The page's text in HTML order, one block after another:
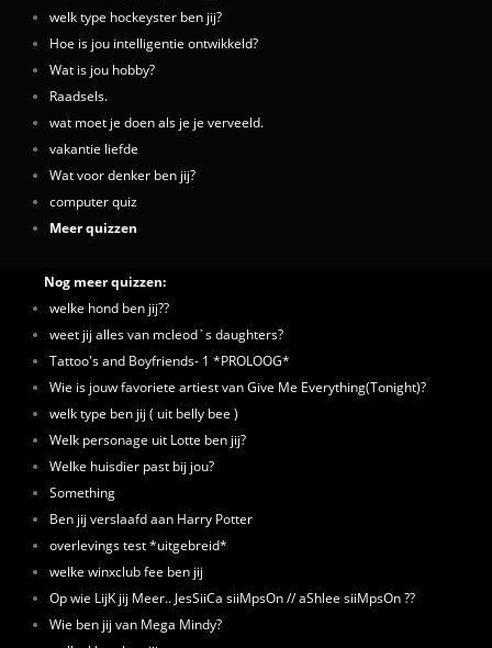
welk type hockeyster ben jij?
Hoe is jou intelligentie ontwikkeld?
Wat is jou hobby?
Raadsels.
wat moet je doen als je je verveeld.
vakantie liefde
Wat voor denker ben jij?
computer quiz
Meer quizzen
Nog meer quizzen:
welke hond ben jij??
weet jij alles van mcleod`s daughters?
Tattoo's and Boyfriends- 1 *PROLOOG*
Wie is jouw favoriete artiest van Give Me Everything(Tonight)?
welk type ben jij ( uit belly bee )
Welk personage uit Lotte ben jij?
Welke huisdier past bij jou?
Something
Ben jij verslaafd aan Harry Potter
overlevings test *uitgebreid*
welke winxclub fee ben jij
Op wie LijK jij Meer.. JesSiiCa siiMpsOn // aShlee siiMpsOn ??
Wie ben jij van Mega Mindy?